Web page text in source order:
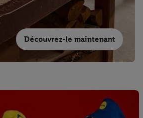
Découvrez-le maintenant